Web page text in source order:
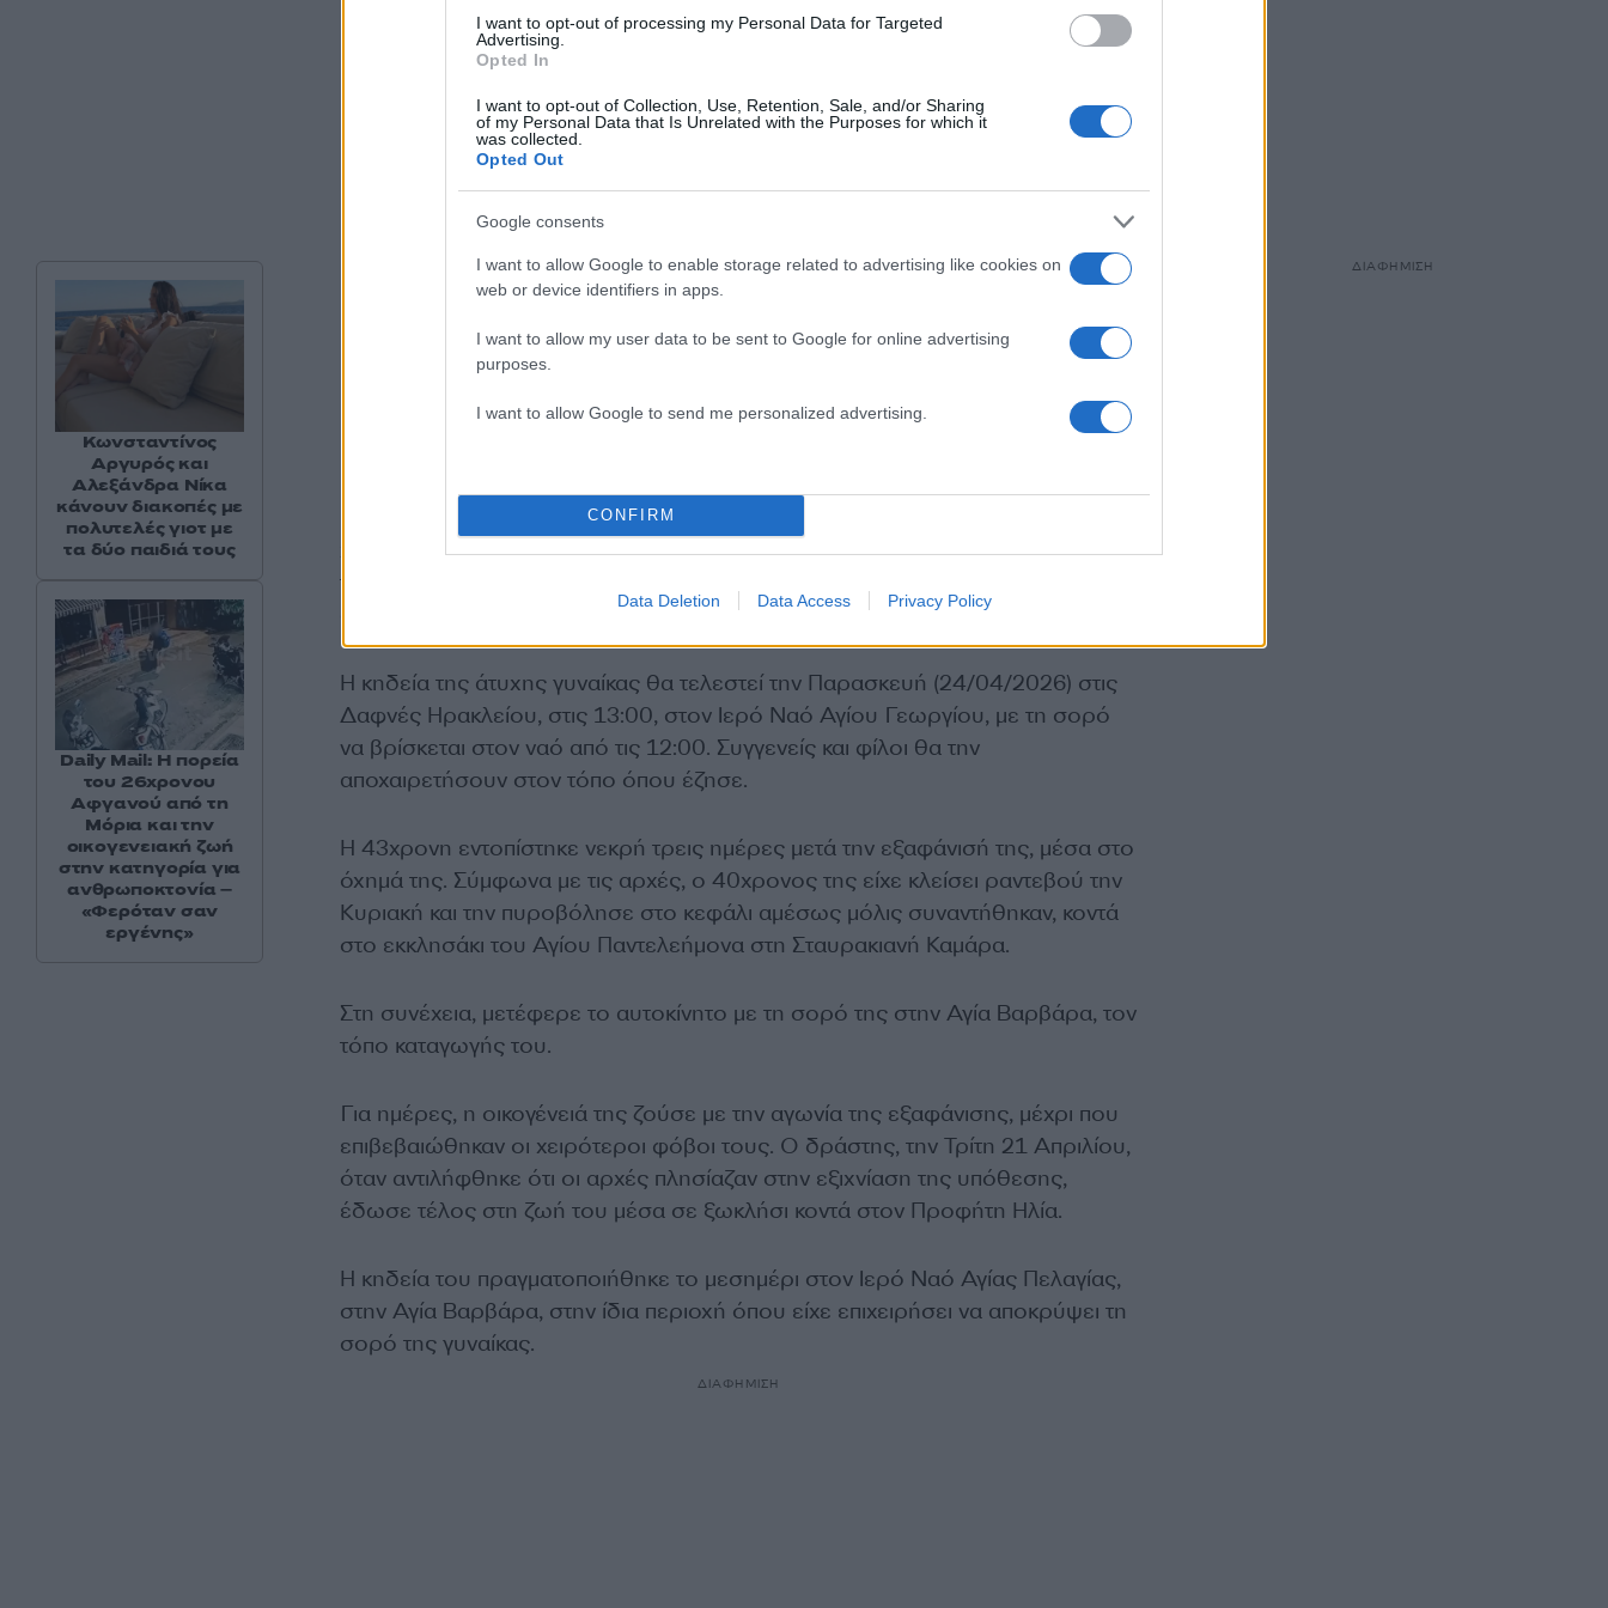
I want to opt-out of processing my Personal Data for Targeted
Advertising.
Opted In
I want to opt-out of Collection, Use, Retention, Sale, and/or Sharing
of my Personal Data that Is Unrelated with the Purposes for which it
was collected.
Opted Out
Google consents
I want to allow Google to enable storage related to advertising like cookies on
web or device identifiers in apps.
I want to allow my user data to be sent to Google for online advertising
purposes.
I want to allow Google to send me personalized advertising.
CONFIRM
Data Deletion Data Access Privacy Policy
«Τον είδα στο τμήμα το βράδυ της Δευτέρας (20/04). Με χαιρέτησε με το ίδιο
χέρι που σκότωσε την αδελφή μου», ανέφερε συγκλονισμένος ο αδελφός
της, προσθέτοντας πως ο δράστης, χωρίς να ερωτηθεί, του είπε ότι
αγνοούσε πού βρισκόταν η Ελευθερία.
Η κηδεία της άτυχης γυναίκας θα τελεστεί την Παρασκευή (24/04/2026) στις
Δαφνές Ηρακλείου, στις 13:00, στον Ιερό Ναό Αγίου Γεωργίου, με τη σορό
να βρίσκεται στον ναό από τις 12:00. Συγγενείς και φίλοι θα την
αποχαιρετήσουν στον τόπο όπου έζησε.
Η 43χρονη εντοπίστηκε νεκρή τρεις ημέρες μετά την εξαφάνισή της, μέσα στο
όχημά της. Σύμφωνα με τις αρχές, ο 40χρονος της είχε κλείσει ραντεβού την
Κυριακή και την πυροβόλησε στο κεφάλι αμέσως μόλις συναντήθηκαν, κοντά
στο εκκλησάκι του Αγίου Παντελεήμονα στη Σταυρακιανή Καμάρα.
Στη συνέχεια, μετέφερε το αυτοκίνητο με τη σορό της στην Αγία Βαρβάρα, τον
τόπο καταγωγής του.
Για ημέρες, η οικογένειά της ζούσε με την αγωνία της εξαφάνισης, μέχρι που
επιβεβαιώθηκαν οι χειρότεροι φόβοι τους. Ο δράστης, την Τρίτη 21 Απριλίου,
όταν αντιλήφθηκε ότι οι αρχές πλησίαζαν στην εξιχνίαση της υπόθεσης,
έδωσε τέλος στη ζωή του μέσα σε ξωκλήσι κοντά στον Προφήτη Ηλία.
Η κηδεία του πραγματοποιήθηκε το μεσημέρι στον Ιερό Ναό Αγίας Πελαγίας,
στην Αγία Βαρβάρα, στην ίδια περιοχή όπου είχε επιχειρήσει να αποκρύψει τη
σορό της γυναίκας.
ΔΙΑΦΗΜΙΣΗ
Κωνσταντίνος
Αργυρός και
Αλεξάνδρα Νίκα
κάνουν διακοπές με
πολυτελές γιοτ με
τα δύο παιδιά τους
Daily Mail: Η πορεία
του 26χρονου
Αφγανού από τη
Μόρια και την
οικογενειακή ζωή
στην κατηγορία για
ανθρωποκτονία –
«Φερόταν σαν
εργένης»
ΔΙΑΦΗΜΙΣΗ